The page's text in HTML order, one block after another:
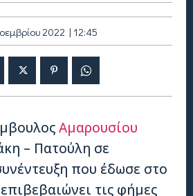
2022 | 12:45
Αμαρουσίου
– Πατούλη σε
που έδωσε στο
επιβεβαιώνει τις φήμες